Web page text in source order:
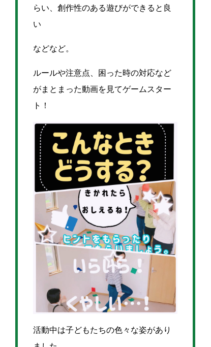
らい、創作性のある遊びができると良
い
などなど。
ルールや注意点、困った時の対応など
がまとまった動画を見てゲームスター
ト！
活動中は子どもたちの色々な姿があり